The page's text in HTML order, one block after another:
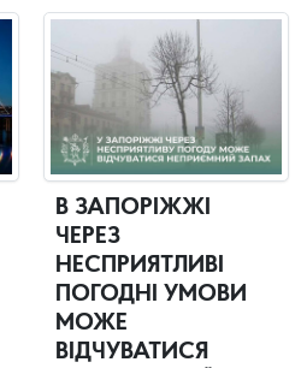
В ЗАПОРІЖЖІ
ЧЕРЕЗ
НЕСПРИЯТЛИВІ
ПОГОДНІ УМОВИ
МОЖЕ
ВІДЧУВАТИСЯ